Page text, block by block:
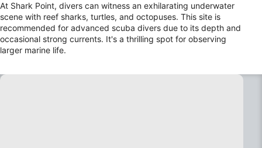
At Shark Point, divers can witness an exhilarating underwater
scene with reef sharks, turtles, and octopuses. This site is
recommended for advanced scuba divers due to its depth and
occasional strong currents. It's a thrilling spot for observing
larger marine life.